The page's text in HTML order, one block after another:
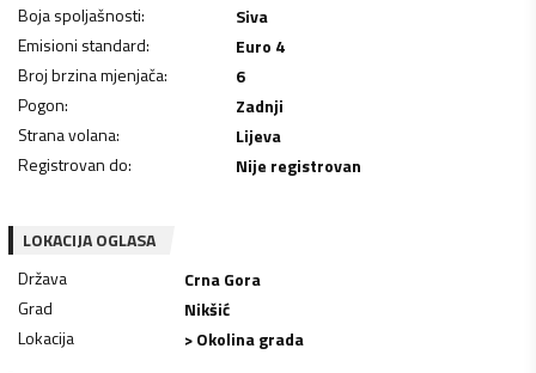
Boja spoljašnosti:
Siva
Emisioni standard:
Euro 4
Broj brzina mjenjača:
6
Pogon:
Zadnji
Strana volana:
Lijeva
Registrovan do: Nije registrovan
LOKACIJA OGLASA
Država
Crna Gora
Grad
Nikšić
Lokacija
> Okolina grada